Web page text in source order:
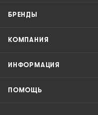
БРЕНДЫ
КОМПАНИЯ
ИНФОРМАЦИЯ
ПОМОЩЬ